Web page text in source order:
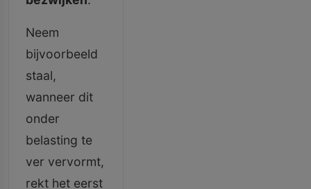
Neem
bijvoorbeeld
staal,
wanneer dit
onder
belasting te
ver vervormt,
rekt het eerst